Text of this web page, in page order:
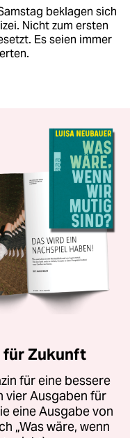
beklagen sich
Nicht zum ersten
Es seien immer
für Zukunft
für eine bessere
vier Ausgaben für
eine Ausgabe von
„Was wäre, wenn